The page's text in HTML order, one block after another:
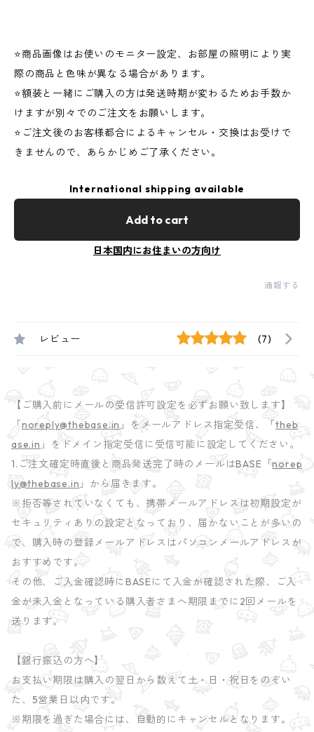
⭐️商品画像はお使いのモニター設定、お部屋の照明により実
際の商品と色味が異なる場合があります。
⭐️額装と一緒にご購入の方は発送時期が変わるためお手数か
けますが別々でのご注文をお願いします。
⭐️ご注文後のお客様都合によるキャンセル・交換はお受けで
きませんので、あらかじめご了承ください。
International shipping available
Add to cart
日本国内にお住まいの方向け
通報する
レビュー (7)
【ご購入前にメールの受信許可設定を必ずお願い致します】
「noreply@thebase.in 」をメールアドレス指定受信、「theb
ase.in 」をドメイン指定受信に受信可能に設定してください。
1.ご注文確定時直後と商品発送完了時のメールはBASE「norep
ly@thebase.in 」から届きます。
※拒否等されていなくても、携帯メールアドレスは初期設定が
セキュリティありの設定となっており、届かないことが多いの
で、購入時の登録メールアドレスはパソコンメールアドレスが
おすすめです。
その他、ご入金確認時にBASEにて入金が確認された際、ご入
金が未入金となっている購入者さまへ期限までに2回メールを
送ります。
【銀行振込の方へ】
お支払い期限は購入の翌日から数えて土・日・祝日をのぞい
た、5営業日以内です。
※期限を過ぎた場合には、自動的にキャンセルとなります。